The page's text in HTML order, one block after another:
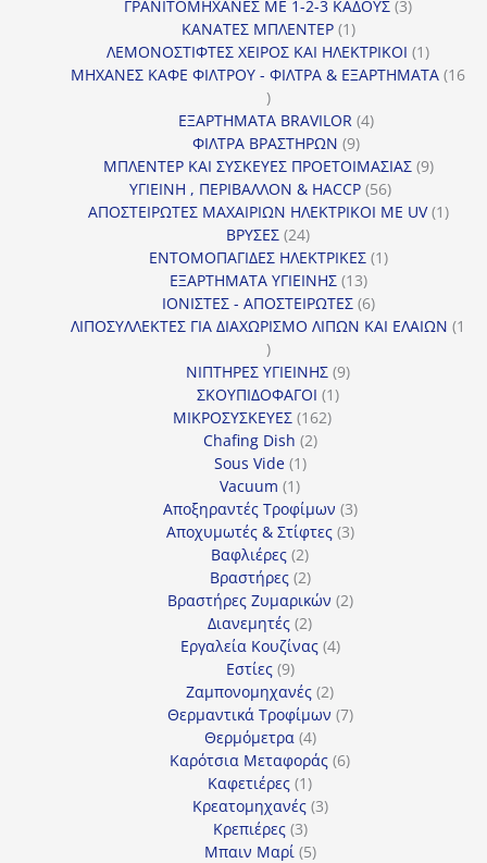
ΓΡΑΝΙΤΟΜΗΧΑΝΕΣ ΜΕ 1-2-3 ΚΑΔΟΥΣ 33
ΚΑΝΑΤΕΣ ΜΠΛΕΝΤΕΡ 11
προϊόν
ΛΕΜΟΝΟΣΤΙΦΤΕΣ ΧΕΙΡΟΣ ΚΑΙ ΗΛΕΚΤΡΙΚΟΙ 11
προϊόν
ΜΗΧΑΝΕΣ ΚΑΦΕ ΦΙΛΤΡΟΥ - ΦΙΛΤΡΑ & ΕΞΑΡΤΗΜΑΤΑ 16
16
προϊόντα
ΕΞΑΡΤΗΜΑΤΑ BRAVILOR 44
ΦΙΛΤΡΑ ΒΡΑΣΤΗΡΩΝ 99
προϊόντα
ΜΠΛΕΝΤΕΡ ΚΑΙ ΣΥΣΚΕΥΕΣ ΠΡΟΕΤΟΙΜΑΣΙΑΣ 99
ΥΓΙΕΙΝΗ , ΠΕΡΙΒΑΛΛΟΝ & HACCP 5656
προϊόντα
ΑΠΟΣΤΕΙΡΩΤΕΣ ΜΑΧΑΙΡΙΩΝ ΗΛΕΚΤΡΙΚΟΙ ΜΕ UV 11
ΒΡΥΣΕΣ 2424
προϊόντα
ΕΝΤΟΜΟΠΑΓΙΔΕΣ ΗΛΕΚΤΡΙΚΕΣ 11
ΕΞΑΡΤΗΜΑΤΑ ΥΓΙΕΙΝΗΣ 1313
προϊόντα
ΙΟΝΙΣΤΕΣ - ΑΠΟΣΤΕΙΡΩΤΕΣ 66
προϊόντα
ΛΙΠΟΣΥΛΛΕΚΤΕΣ ΓΙΑ ΔΙΑΧΩΡΙΣΜΟ ΛΙΠΩΝ ΚΑΙ ΕΛΑΙΩΝ 1
1
προϊόν
ΝΙΠΤΗΡΕΣ ΥΓΙΕΙΝΗΣ 99
ΣΚΟΥΠΙΔΟΦΑΓΟΙ 11
ΜΙΚΡΟΣΥΣΚΕΥΕΣ 162162
Chafing Dish 22
Sous Vide 11
Vacuum 11
προϊόν
Αποξηραντές Τροφίμων 33
προϊόντα
Αποχυμωτές & Στίφτες 33
Βαφλιέρες 22
προϊόντα
Βραστήρες 22
προϊόντα
Βραστήρες Ζυμαρικών 22
Διανεμητές 22
προϊόντα
Εργαλεία Κουζίνας 44
Εστίες 99
προϊόντα
Ζαμπονομηχανές 22
προϊόντα
Θερμαντικά Τροφίμων 77
Θερμόμετρα 44
προϊόντα
Καρότσια Μεταφοράς 66
Καφετιέρες 11
προϊόν
Κρεατομηχανές 33
Κρεπιέρες 33
προϊόντα
Μπαιν Μαρί 55